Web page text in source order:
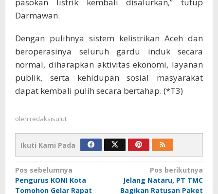
pasokan listrik kembali disalurkan,” tutup
Darmawan.
Dengan pulihnya sistem kelistrikan Aceh dan
beroperasinya seluruh gardu induk secara
normal, diharapkan aktivitas ekonomi, layanan
publik, serta kehidupan sosial masyarakat
dapat kembali pulih secara bertahap. (*T3)
oleh redaksisulut
Ikuti Kami Pada
Navigasi
pos
Pos sebelumnya
Pengurus KONI Kota
Tomohon Gelar Rapat
Pos berikutnya
Jelang Nataru, PT TMC
Bagikan Ratusan Paket